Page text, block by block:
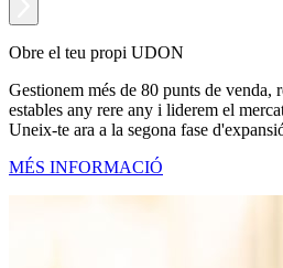
Obre el teu propi UDON
Gestionem més de 80 punts de venda,
estables any rere any i liderem el
Uneix-te ara a la segona fase
MÉS INFORMACIÓ